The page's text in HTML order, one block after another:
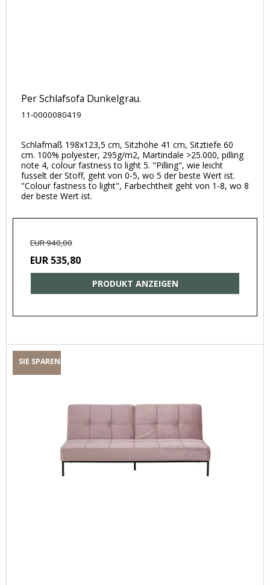
Per Schlafsofa Dunkelgrau.
11-0000080419
Schlafmaß 198x123,5 cm, Sitzhöhe 41 cm, Sitztiefe 60
cm. 100% polyester, 295g/m2, Martindale >25.000, pilling
note 4, colour fastness to light 5. "Pilling", wie leicht
fusselt der Stoff, geht von 0-5, wo 5 der beste Wert ist.
"Colour fastness to light", Farbechtheit geht von 1-8, wo 8
der beste Wert ist.
EUR 940,00
EUR 535,80
PRODUKT ANZEIGEN
SIE SPAREN